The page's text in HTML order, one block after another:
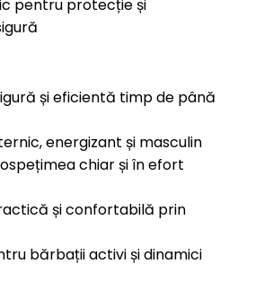
pentru protecție și
și eficientă timp de până
energizant și masculin
chiar și în efort
și confortabilă prin
bărbații activi și dinamici